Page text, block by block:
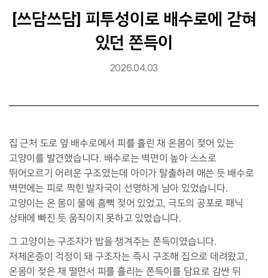
[쓰담쓰담] 피투성이로 배수로에 갇혀
있던 쫀득이
2026.04.03
집 근처 도로 옆 배수로에서 피를 흘린 채 온몸이 젖어 있는
고양이를 발견했습니다. 배수로는 벽면이 높아 스스로
뛰어오르기 어려운 구조였는데 아이가 탈출하려 애쓴 듯 배수로
벽면에는 피로 찍힌 발자국이 선명하게 남아 있었습니다.
고양이는 온 몸이 물에 흠뻑 젖어 있었고, 극도의 공포로 패닉
상태에 빠진 듯 움직이지 못하고 있었습니다.
그 고양이는 구조자가 밥을 챙겨주는 쫀득이였습니다.
저체온증이 걱정이 돼 구조자는 즉시 구조해 집으로 데려왔고,
온몸이 젖은 채 떨면서 피를 흘리는 쫀득이를 담요로 감싼 뒤